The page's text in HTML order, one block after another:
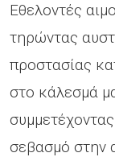
Εθελοντές
τηρώντας
προστασίας
στο κάλεσμά
σεβασμό στην